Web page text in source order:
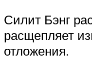
Силит Бэнг
расщепляет
отложения.